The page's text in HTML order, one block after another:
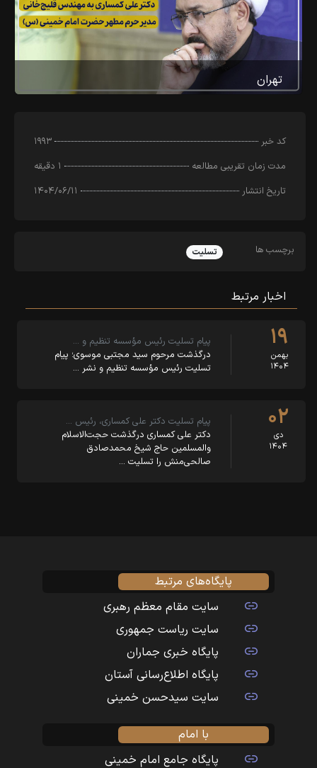
تهران
کد خبر
۱۹۹۳
مدت زمان تقریبی مطالعه
۱ دقیقه
تاریخ انتشار
۱۴۰۴/۰۶/۱۱
برچسب ها تسلیت
اخبار مرتبط
۱۹
بهمن
۱۴۰۴
پیام تسلیت رئیس مؤسسه تنظیم و …
درگذشت مرحوم سید مجتبی موسوی؛ پیام
تسلیت رئیس مؤسسه تنظیم و نشر …
۰۲
دی
۱۴۰۴
پیام تسلیت دکتر علی کمساری، رئیس …
دکتر علی کمساری درگذشت حجت‌الاسلام
والمسلمین حاج شیخ محمدصادق
صالحی‌منش را تسلیت …
پایگاه‌های مرتبط
سایت مقام معظم رهبری
سایت ریاست جمهوری
پایگاه خبری جماران
پایگاه اطلاع‌رسانی آستان
سایت سیدحسن خمینی
با امام
پایگاه جامع امام خمینی